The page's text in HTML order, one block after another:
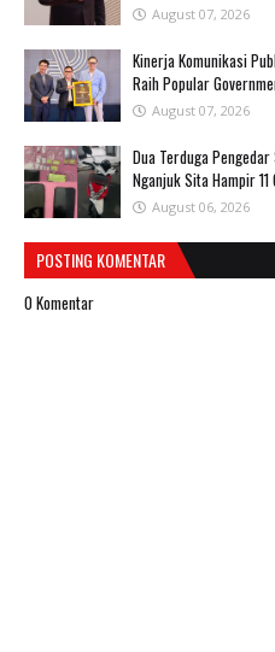
August 07, 2026
Kinerja Komunikasi
Raih Popular
August 07, 2026
Dua Terduga
Nganjuk Sita Hampir
August 06, 2026
POSTING KOMENTAR
0 Komentar